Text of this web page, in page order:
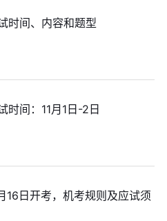
时间、内容和题型
间：11月1日-2日
16日开考，机考规则及应试须